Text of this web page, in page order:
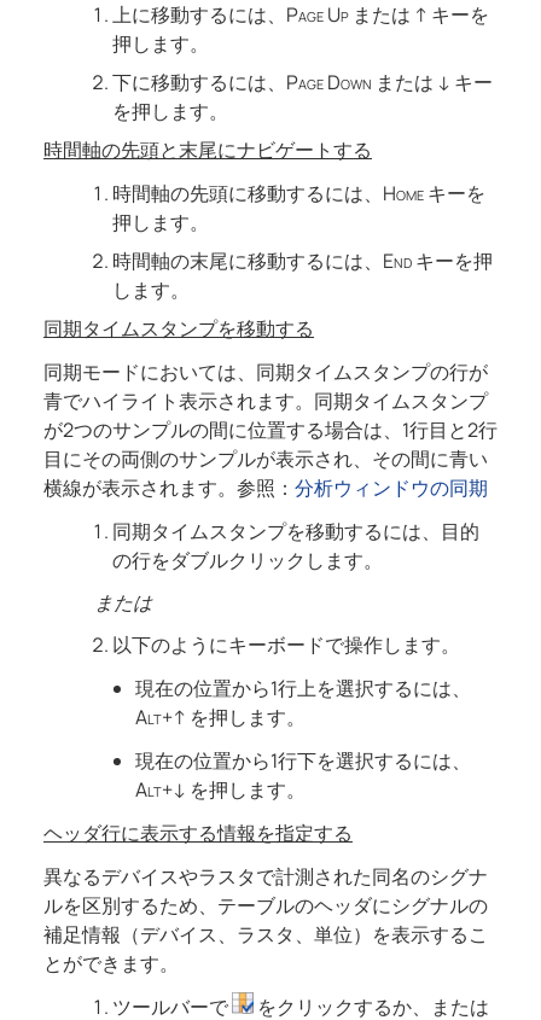
上に移動するには、 Page Upまたは ↑ キーを
押します。
下に移動するには、 Page Down または ↓ キー
を押します。
時間軸の先頭と末尾にナビゲートする
時間軸の先頭に移動するには、 Homeキーを
押します。
時間軸の末尾に移動するには、 Endキーを押
します。
同期タイムスタンプを移動する
同期モードにおいては、同期タイムスタンプの行が
青でハイライト表示されます。同期タイムスタンプ
が2つのサンプルの間に位置する場合は、1行目と2行
目にその両側のサンプルが表示され、その間に青い
横線が表示されます。参照： 分析ウィンドウの同期
同期タイムスタンプを移動するには、目的
の行をダブルクリックします。
または
以下のようにキーボードで操作します。
現在の位置から1行上を選択するには、
Alt+↑ を押します。
現在の位置から1行下を選択するには、
Alt+↓ を押します。
ヘッダ行に表示する情報を指定する
異なるデバイスやラスタで計測された同名のシグナ
ルを区別するため、テーブルのヘッダにシグナルの
補足情報（デバイス、ラスタ、単位）を表示するこ
とができます。
ツールバーで
をクリックするか、または